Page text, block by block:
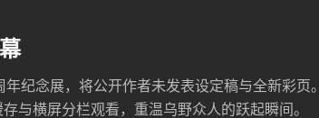
纪念展，将公开作者未发表设定稿与全新彩页。
与横屏分栏观看，重温乌野众人的跃起瞬间。